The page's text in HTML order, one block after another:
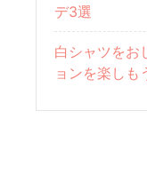
デ3選
白シャツをお
ョンを楽しも